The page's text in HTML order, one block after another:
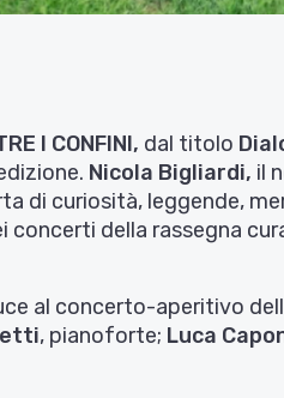
I CONFINI, dal titolo
Nicola Bigliardi, il
di curiosità, leggende,
concerti della rassegna
al concerto-aperitivo
, pianoforte; Luca